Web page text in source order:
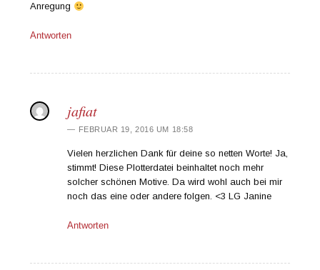
Anregung
Antworten
jafiat
FEBRUAR 19, 2016 UM 18:58
Vielen herzlichen Dank für deine so netten Worte! Ja,
stimmt! Diese Plotterdatei beinhaltet noch mehr
solcher schönen Motive. Da wird wohl auch bei mir
noch das eine oder andere folgen. <3 LG Janine
Antworten